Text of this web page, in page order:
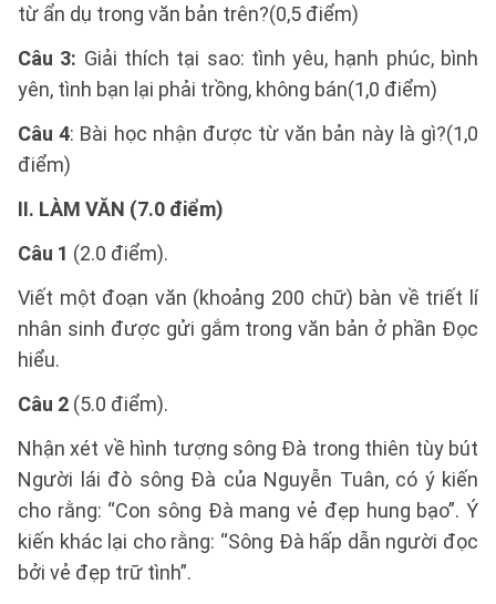
từ ẩn dụ trong văn bản trên?(0,5 điểm)
Câu 3: Giải thích tại sao: tình yêu, hạnh phúc, bình
yên, tình bạn lại phải trồng, không bán(1,0 điểm)
Câu 4: Bài học nhận được từ văn bản này là gì?(1,0
điểm)
II. LÀM VĂN (7.0 điểm)
Câu 1 (2.0 điểm).
Viết một đoạn văn (khoảng 200 chữ) bàn về triết lí
nhân sinh được gửi gắm trong văn bản ở phần Đọc
hiểu.
Câu 2 (5.0 điểm).
Nhận xét về hình tượng sông Đà trong thiên tùy bút
Người lái đò sông Đà của Nguyễn Tuân, có ý kiến
cho rằng: “Con sông Đà mang vẻ đẹp hung bạo”. Ý
kiến khác lại cho rằng: “Sông Đà hấp dẫn người đọc
bởi vẻ đẹp trữ tình”.